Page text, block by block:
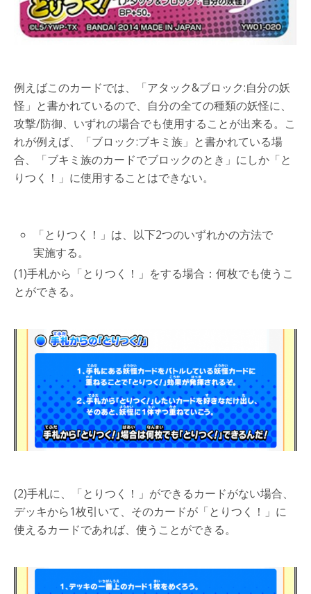
例えばこのカードでは、「アタック&ブロック:自分の妖
怪」と書かれているので、自分の全ての種類の妖怪に、
攻撃/防御、いずれの場合でも使用することが出来る。こ
れが例えば、「ブロック:ブキミ族」と書かれている場
合、「ブキミ族のカードでブロックのとき」にしか「と
りつく！」に使用することはできない。
「とりつく！」は、以下2つのいずれかの方法で
実施する。
(1)手札から「とりつく！」をする場合：何枚でも使うこ
とができる。
(2)手札に、「とりつく！」ができるカードがない場合、
デッキから1枚引いて、そのカードが「とりつく！」に
使えるカードであれば、使うことができる。